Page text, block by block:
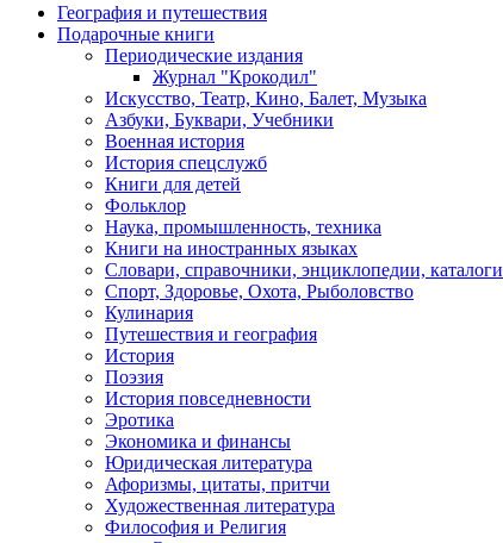
Разделы
каталога
География и путешествия
Подарочные книги
Периодические издания
Журнал "Крокодил"
Искусство, Театр, Кино, Балет, Музыка
Азбуки, Буквари, Учебники
Военная история
История спецслужб
Книги для детей
Фольклор
Наука, промышленность, техника
Книги на иностранных языках
Словари, справочники, энциклопедии, каталоги
Спорт, Здоровье, Охота, Рыболовство
Кулинария
Путешествия и география
История
Поэзия
История повседневности
Эротика
Экономика и финансы
Юридическая литература
Афоризмы, цитаты, притчи
Художественная литература
Философия и Религия